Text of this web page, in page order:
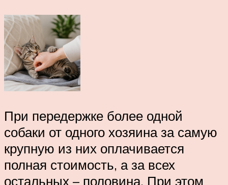
При передержке более одной
собаки от одного хозяина за самую
крупную из них оплачивается
полная стоимость, а за всех
остальных – половина. При этом